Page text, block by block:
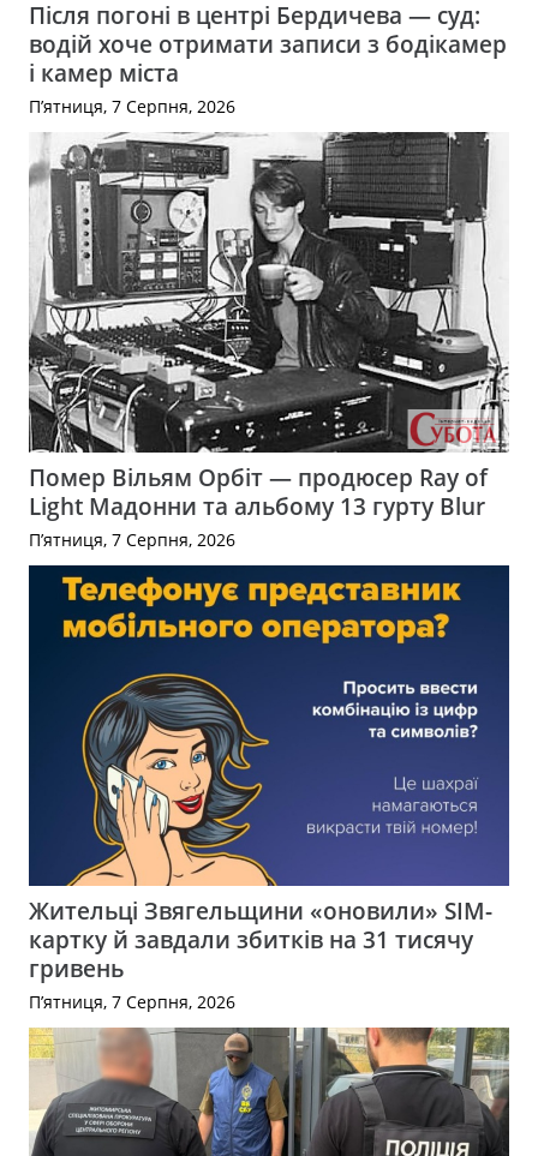
Після погоні в центрі Бердичева — суд:
водій хоче отримати записи з бодікамер
і камер міста
П’ятниця, 7 Серпня, 2026
Помер Вільям Орбіт — продюсер Ray of
Light Мадонни та альбому 13 гурту Blur
П’ятниця, 7 Серпня, 2026
Жительці Звягельщини «оновили» SIM-
картку й завдали збитків на 31 тисячу
гривень
П’ятниця, 7 Серпня, 2026